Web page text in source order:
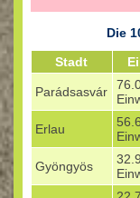
Die
Stadt
Parádsasvár
Erlau
Gyöngyös